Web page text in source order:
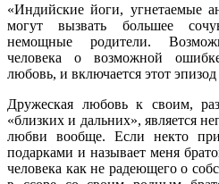
«Индийские йоги, угнетаемые
могут вызвать большее
немощные родители.
человека о возможной
любовь, и включается этот
Дружеская любовь к своим,
«близких и дальних», является
любви вообще. Если некто
подарками и называет меня
человека как не радеющего о